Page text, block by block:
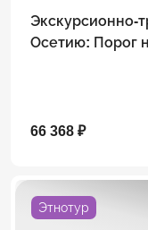
Экскурсионно-
Осетию: Порог
66 368 ₽
Этнотур